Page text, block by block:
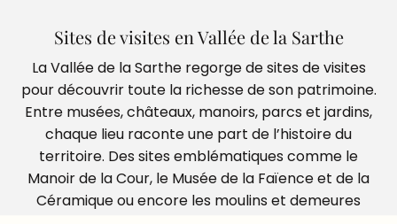
Sites de visites en Vallée de la Sarthe
La Vallée de la Sarthe regorge de sites de visites
pour découvrir toute la richesse de son patrimoine.
Entre musées, châteaux, manoirs, parcs et jardins,
chaque lieu raconte une part de l’histoire du
territoire. Des sites emblématiques comme le
Manoir de la Cour, le Musée de la Faïence et de la
Céramique ou encore les moulins et demeures